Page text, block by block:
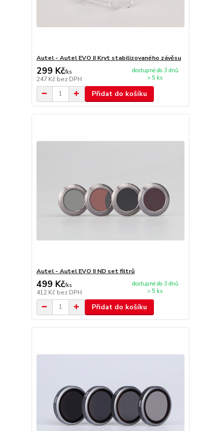
Autel - Autel EVO II Kryt stabilizovaného závěsu
299 Kč/ks
247 Kč bez DPH
dostupné do 3 dnů
> 5 ks
Přidat do košíku
Autel - Autel EVO II ND set filtrů
499 Kč/ks
412 Kč bez DPH
dostupné do 3 dnů
> 5 ks
Přidat do košíku